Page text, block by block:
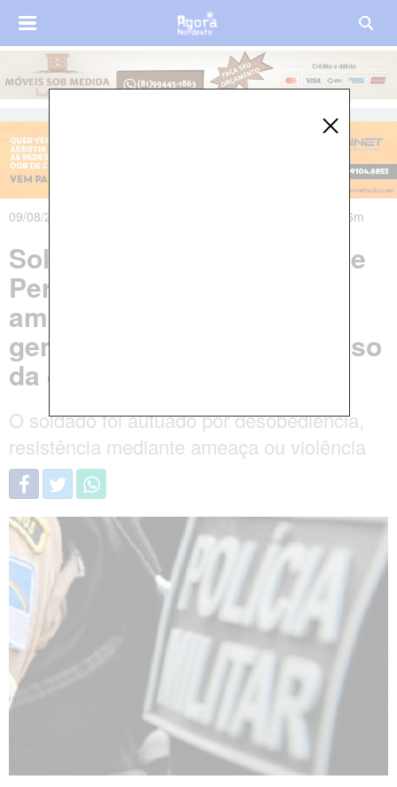
09/08/2023 às 07h07m - Atualizado em 09/08/2023 às 16h16m
Soldado da Polícia Militar de
Pernambuco acusado de
ameaçar e mostrar órgão
genital para mulher é expulso
da corporação
O soldado foi autuado por desobediência,
resistência mediante ameaça ou violência